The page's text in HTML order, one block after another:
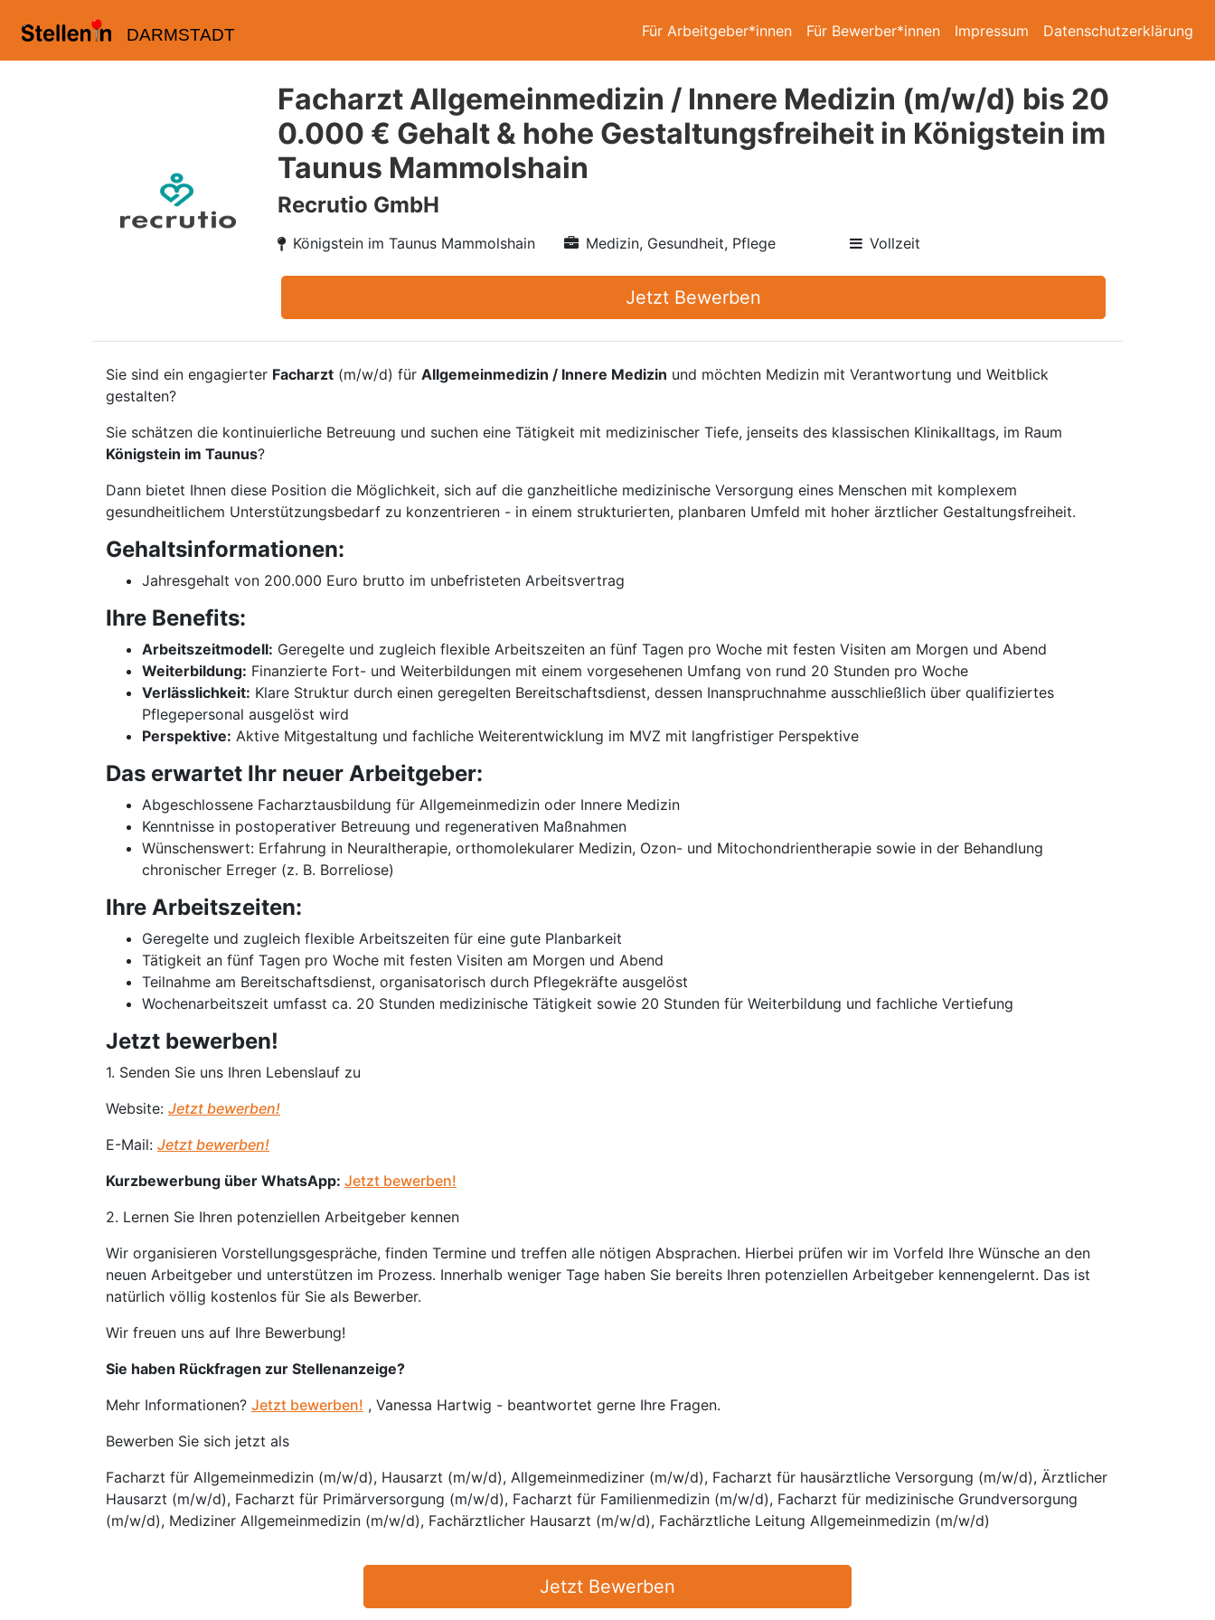
DARMSTADT Für Arbeitgeber*innen Für Bewerber*innen Impressum Datenschutzerklärung
Facharzt Allgemeinmedizin / Innere Medizin (m/w/d) bis 20
0.000 € Gehalt & hohe Gestaltungsfreiheit in Königstein im
Taunus Mammolshain
Recrutio GmbH
Königstein im Taunus Mammolshain Medizin, Gesundheit, Pflege Vollzeit
Jetzt Bewerben
Sie sind ein engagierter Facharzt (m/w/d) für Allgemeinmedizin / Innere Medizin und möchten Medizin mit Verantwortung und Weitblick
gestalten?
Sie schätzen die kontinuierliche Betreuung und suchen eine Tätigkeit mit medizinischer Tiefe, jenseits des klassischen Klinikalltags, im Raum
Königstein im Taunus?
Dann bietet Ihnen diese Position die Möglichkeit, sich auf die ganzheitliche medizinische Versorgung eines Menschen mit komplexem
gesundheitlichem Unterstützungsbedarf zu konzentrieren - in einem strukturierten, planbaren Umfeld mit hoher ärztlicher Gestaltungsfreiheit.
Gehaltsinformationen:
Jahresgehalt von 200.000 Euro brutto im unbefristeten Arbeitsvertrag
Ihre Benefits:
Arbeitszeitmodell: Geregelte und zugleich flexible Arbeitszeiten an fünf Tagen pro Woche mit festen Visiten am Morgen und Abend
Weiterbildung: Finanzierte Fort- und Weiterbildungen mit einem vorgesehenen Umfang von rund 20 Stunden pro Woche
Verlässlichkeit: Klare Struktur durch einen geregelten Bereitschaftsdienst, dessen Inanspruchnahme ausschließlich über qualifiziertes
Pflegepersonal ausgelöst wird
Perspektive: Aktive Mitgestaltung und fachliche Weiterentwicklung im MVZ mit langfristiger Perspektive
Das erwartet Ihr neuer Arbeitgeber:
Abgeschlossene Facharztausbildung für Allgemeinmedizin oder Innere Medizin
Kenntnisse in postoperativer Betreuung und regenerativen Maßnahmen
Wünschenswert: Erfahrung in Neuraltherapie, orthomolekularer Medizin, Ozon- und Mitochondrientherapie sowie in der Behandlung
chronischer Erreger (z. B. Borreliose)
Ihre Arbeitszeiten:
Geregelte und zugleich flexible Arbeitszeiten für eine gute Planbarkeit
Tätigkeit an fünf Tagen pro Woche mit festen Visiten am Morgen und Abend
Teilnahme am Bereitschaftsdienst, organisatorisch durch Pflegekräfte ausgelöst
Wochenarbeitszeit umfasst ca. 20 Stunden medizinische Tätigkeit sowie 20 Stunden für Weiterbildung und fachliche Vertiefung
Jetzt bewerben!
1. Senden Sie uns Ihren Lebenslauf zu
Website: Jetzt bewerben!
E-Mail: Jetzt bewerben!
Kurzbewerbung über WhatsApp: Jetzt bewerben!
2. Lernen Sie Ihren potenziellen Arbeitgeber kennen
Wir organisieren Vorstellungsgespräche, finden Termine und treffen alle nötigen Absprachen. Hierbei prüfen wir im Vorfeld Ihre Wünsche an den
neuen Arbeitgeber und unterstützen im Prozess. Innerhalb weniger Tage haben Sie bereits Ihren potenziellen Arbeitgeber kennengelernt. Das ist
natürlich völlig kostenlos für Sie als Bewerber.
Wir freuen uns auf Ihre Bewerbung!
Sie haben Rückfragen zur Stellenanzeige?
Mehr Informationen? Jetzt bewerben! , Vanessa Hartwig - beantwortet gerne Ihre Fragen.
Bewerben Sie sich jetzt als
Facharzt für Allgemeinmedizin (m/w/d), Hausarzt (m/w/d), Allgemeinmediziner (m/w/d), Facharzt für hausärztliche Versorgung (m/w/d), Ärztlicher
Hausarzt (m/w/d), Facharzt für Primärversorgung (m/w/d), Facharzt für Familienmedizin (m/w/d), Facharzt für medizinische Grundversorgung
(m/w/d), Mediziner Allgemeinmedizin (m/w/d), Fachärztlicher Hausarzt (m/w/d), Fachärztliche Leitung Allgemeinmedizin (m/w/d)
Jetzt Bewerben